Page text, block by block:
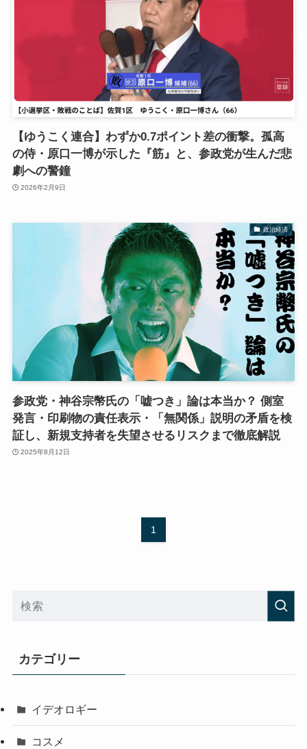
【ゆうこく連合】わずか0.7ポイント差の衝撃。孤高
の侍・原口一博が示した『筋』と、参政党が生んだ悲
劇への警鐘
2026年2月9日
政治経済
参政党・神谷宗幣氏の「嘘つき」論は本当か？ 側室
発言・印刷物の責任表示・「無関係」説明の矛盾を検
証し、新規支持者を失望させるリスクまで徹底解説
2025年8月12日
1
カテゴリー
イデオロギー
コスメ